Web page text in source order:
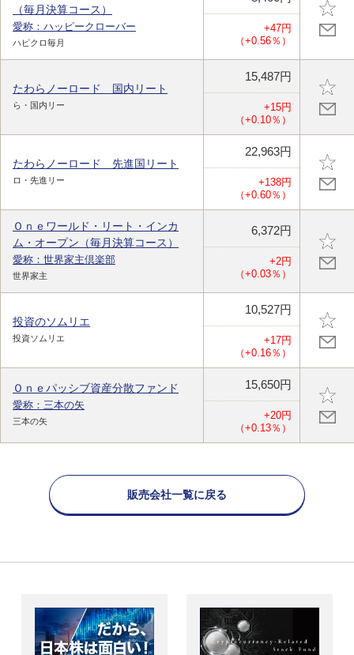
（毎月決算コース）
愛称：ハッピークローバー
ハピクロ毎月
+47円
（+0.56％）
たわらノーロード 国内リート
ら・国内リー
15,487円
+15円
（+0.10％）
たわらノーロード 先進国リート
ロ・先進リー
22,963円
+138円
（+0.60％）
Ｏｎｅワールド・リート・インカ
ム・オープン（毎月決算コース）
愛称：世界家主倶楽部
世界家主
6,372円
+2円
（+0.03％）
投資のソムリエ
投資ソムリエ
10,527円
+17円
（+0.16％）
Ｏｎｅパッシブ資産分散ファンド
愛称：三本の矢
三本の矢
15,650円
+20円
（+0.13％）
販売会社一覧に戻る